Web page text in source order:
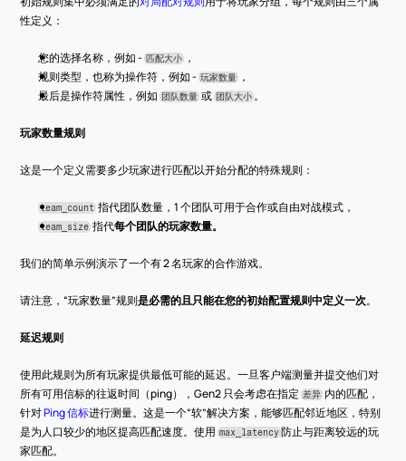
性定义：
您的选择名称，例如 - 匹配大小
，
规则类型，也称为操作符，例如 - 玩家数量
，
最后是操作符属性，例如 团队数量 或 团队大小 。
玩家数量规则
这是一个定义需要多少玩家进行匹配以开始分配的特殊规则：
team_count 指代团队数量，1 个团队可用于合作或自由对战模式，
team_size 指代每个团队的玩家数量。
我们的简单示例演示了一个有 2 名玩家的合作游戏。
请注意，“玩家数量”规则是必需的且只能在您的初始配置规则中定义一次。
延迟规则
使用此规则为所有玩家提供最低可能的延迟。一旦客户端测量并提交他们对
所有可用信标的往返时间（ping），Gen2 只会考虑在指定 差异 内的匹配，
针对 Ping 信标进行测量。这是一个“软”解决方案，能够匹配邻近地区，特别
是为人口较少的地区提高匹配速度。使用 max_latency 防止与距离较远的玩
家匹配。